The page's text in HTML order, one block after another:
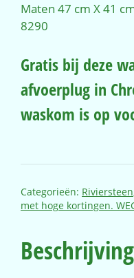
Maten 47 cm X 41
8290
Gratis bij deze
afvoerplug in
waskom is op
Categorieën: Riviersteen
met hoge kortingen.
Beschrijving